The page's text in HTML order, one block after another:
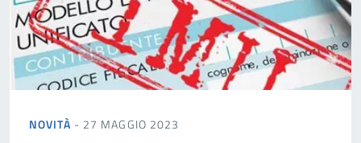
NOVITÀ - 27 MAGGIO 2023